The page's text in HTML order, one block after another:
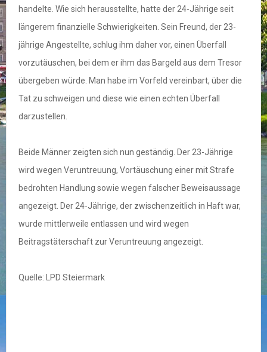
handelte. Wie sich herausstellte, hatte der 24-Jährige seit
längerem finanzielle Schwierigkeiten. Sein Freund, der 23-
jährige Angestellte, schlug ihm daher vor, einen Überfall
vorzutäuschen, bei dem er ihm das Bargeld aus dem Tresor
übergeben würde. Man habe im Vorfeld vereinbart, über die
Tat zu schweigen und diese wie einen echten Überfall
darzustellen.
Beide Männer zeigten sich nun geständig. Der 23-Jährige
wird wegen Veruntreuung, Vortäuschung einer mit Strafe
bedrohten Handlung sowie wegen falscher Beweisaussage
angezeigt. Der 24-Jährige, der zwischenzeitlich in Haft war,
wurde mittlerweile entlassen und wird wegen
Beitragstäterschaft zur Veruntreuung angezeigt.
Quelle: LPD Steiermark